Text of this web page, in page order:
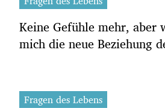
Keine Gefühle mehr,
mich die neue Beziehung
Fragen des Lebens